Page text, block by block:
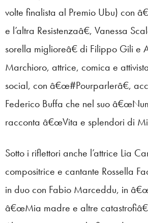
volte finalista al Premio Ubu) con
e l’altra Resistenzaâ€, Vanessa
sorella miglioreâ€ di Filippo Gili e
Marchioro, attrice, comica e
social, con â€œ#Pourparlerâ€,
Federico Buffa che nel suo
racconta â€œVita e splendori di
Sotto i riflettori anche l’attrice Lia
compositrice e cantante Rossella
in duo con Fabio Marceddu, in
â€œMia madre e altre